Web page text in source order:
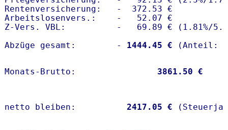
Rentenversicherung:   -  372.53 €
Arbeitslosenvers.:    -   52.07 €
Z-Vers. VBL:          -   69.89 € ( 1.81%/
Abzüge gesamt:        -
1444.45 €
Monats-Brutto: 3861.50 €
netto bleiben: 2417.05 €